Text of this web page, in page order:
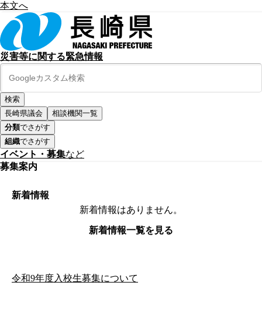
本文へ
災害等に関する緊急情報
長崎県議会
相談機関一覧
分類でさがす
組織でさがす
イベント・募集など
募集案内
新着情報
新着情報はありません。
新着情報一覧を見る
令和9年度入校生募集について